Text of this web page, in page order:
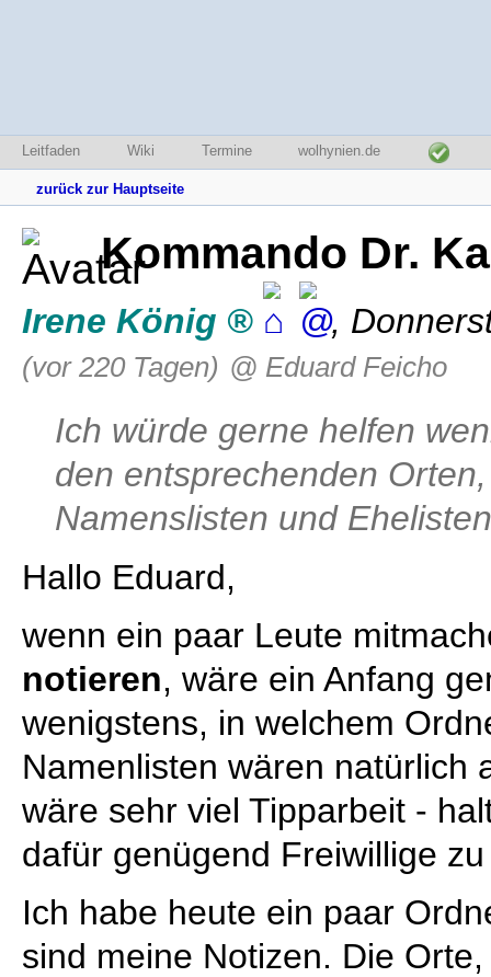
Leitfaden Wiki Termine wolhynien.de
zurück zur Hauptseite
Kommando Dr.
Irene König ,
(vor 220 Tagen) @ Eduard Feicho
Ich würde gerne helfen
den entsprechenden Orten,
Namenslisten und
Hallo Eduard,
wenn ein paar Leute
notieren, wäre ein Anfang
wenigstens, in welchem
Namenlisten wären natürlich
wäre sehr viel Tipparbeit -
dafür genügend Freiwillige
Ich habe heute ein paar
sind meine Notizen. Die